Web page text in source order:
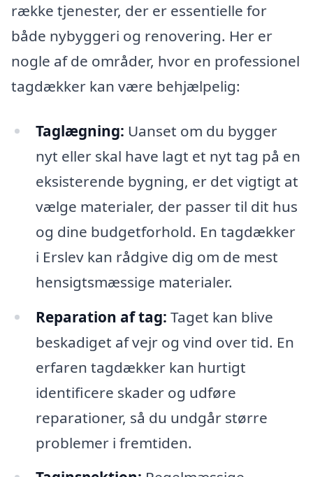
række tjenester, der er essentielle for
både nybyggeri og renovering. Her er
nogle af de områder, hvor en professionel
tagdækker kan være behjælpelig:
Taglægning: Uanset om du bygger
nyt eller skal have lagt et nyt tag på en
eksisterende bygning, er det vigtigt at
vælge materialer, der passer til dit hus
og dine budgetforhold. En tagdækker
i Erslev kan rådgive dig om de mest
hensigtsmæssige materialer.
Reparation af tag: Taget kan blive
beskadiget af vejr og vind over tid. En
erfaren tagdækker kan hurtigt
identificere skader og udføre
reparationer, så du undgår større
problemer i fremtiden.